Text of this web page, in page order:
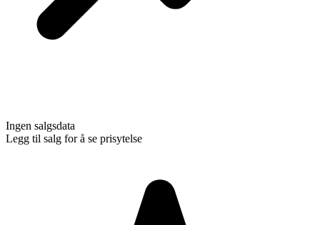
Ingen salgsdata
Legg til salg for å se prisytelse